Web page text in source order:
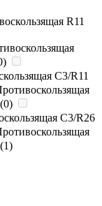
R11
)
C3/R11
(0)
C3/R26
(1)